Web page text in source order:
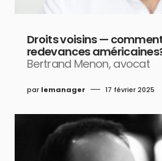
Droits voisins —
redevances
Bertrand Menon, avocat
par lemanager 17 février 2025